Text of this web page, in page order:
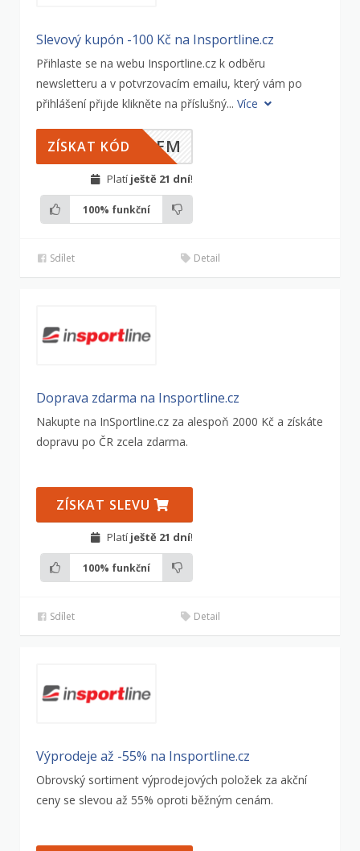
Slevový kupón -100 Kč na Insportline.cz
Přihlaste se na webu Insportline.cz k odběru
newsletteru a v potvrzovacím emailu, který vám po
přihlášení přijde klikněte na příslušný... Více
ILEM
ZÍSKAT KÓD
Platí ještě 21 dní!
100% funkční
Sdílet Detail
Doprava zdarma na Insportline.cz
Nakupte na InSportline.cz za alespoň 2000 Kč a získáte
dopravu po ČR zcela zdarma.
ZÍSKAT SLEVU
Platí ještě 21 dní!
100% funkční
Sdílet Detail
Výprodeje až -55% na Insportline.cz
Obrovský sortiment výprodejových položek za akční
ceny se slevou až 55% oproti běžným cenám.